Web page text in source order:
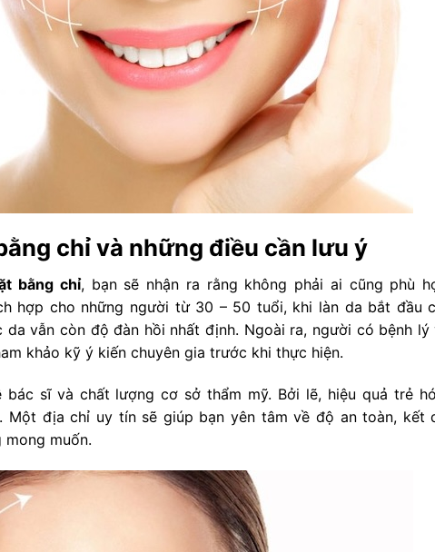
chỉ và những điều cần lưu ý
bằng chỉ, bạn sẽ nhận ra rằng không phải ai cũng phù
hợp cho những người từ 30 – 50 tuổi, khi làn da bắt đầu
da vẫn còn độ đàn hồi nhất định. Ngoài ra, người có bệnh lý
khảo kỹ ý kiến chuyên gia trước khi thực hiện.
sĩ và chất lượng cơ sở thẩm mỹ. Bởi lẽ, hiệu quả trẻ
Một địa chỉ uy tín sẽ giúp bạn yên tâm về độ an toàn, kết
mong muốn.